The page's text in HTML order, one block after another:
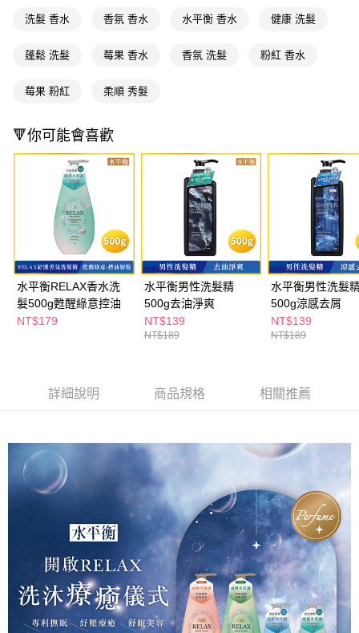
【注意事項】
易，需依本服務之必要範圍內提供個人資料，並將交易相關給付款項請求債
https://aftee.tw/terms/#terms3
任。
４．使用「AFTEE先享後付」時，將依據個別帳號之用戶狀況，依本公司即
時審查核予不同之上限額度；若仍有額度不足之情形，本公司將視審查結果
請求用戶進行身份認證。
５．嚴禁一人註冊多個帳號或使用他人資訊註冊。若發現惡意使用之情形，
恩沛科技股份有限公司將有權停止該用戶之使用額度並採取法律行動。
7-11取貨付款
每筆NT$65，滿NT$490(含以上)免運費
每筆NT$100，滿NT$790(含以上)免運費
付款後寶雅門市自取(由倉庫統一出貨)
每筆NT$80，滿NT$290(含以上)免運費
洗髮 香水 香氛 香水 水平衡 香水 健康 洗髮
蓬鬆 洗髮 莓果 香水 香氛 洗髮 粉紅 香水
莓果 粉紅 柔順 秀髮
🔻你可能會喜歡
水平衡RELAX香水洗
髮500g甦醒綠意控油
NT$179
水平衡男性洗髮精
500g去油淨爽
NT$139
NT$189
水平衡男性洗髮
500g涼感去屑
NT$139
NT$189
詳細說明 商品規格 相關推薦